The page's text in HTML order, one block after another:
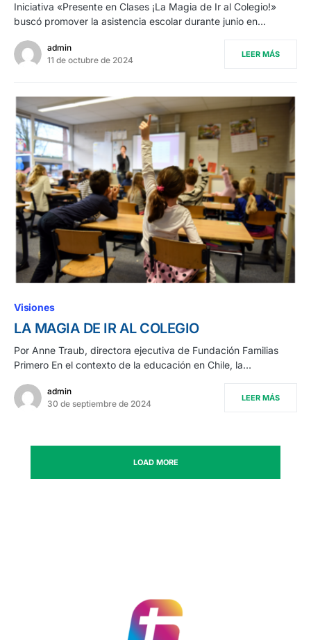
Iniciativa «Presente en Clases ¡La Magia de Ir al Colegio!»
buscó promover la asistencia escolar durante junio en…
admin
11 de octubre de 2024
LEER MÁS
Visiones
LA MAGIA DE IR AL COLEGIO
Por Anne Traub, directora ejecutiva de Fundación Familias
Primero En el contexto de la educación en Chile, la…
admin
30 de septiembre de 2024
LEER MÁS
LOAD MORE